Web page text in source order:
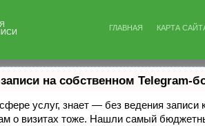
ГЛАВНАЯ КАРТА
на собственном Telegram-
услуг, знает — без ведения
о визитах тоже. Нашли самый